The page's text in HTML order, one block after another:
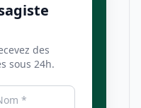
des
sous 24h.